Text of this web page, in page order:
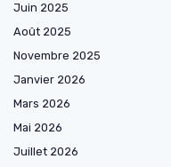
Juin 2025
Août 2025
Novembre 2025
Janvier 2026
Mars 2026
Mai 2026
Juillet 2026